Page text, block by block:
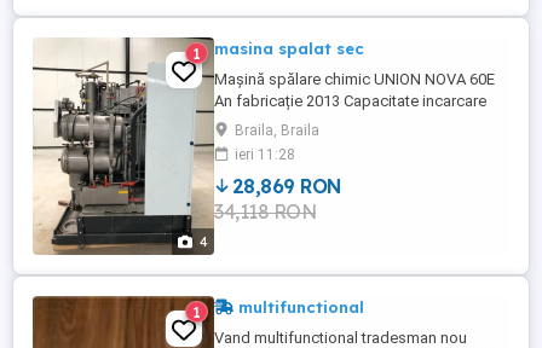
4
1 masina spalat sec
Mașină spălare chimic UNION NOVA 60E
An fabricație 2013 Capacitate incarcare
25kg Nu a fost folosită Variante cu utilaje
spalatorie
Braila, Braila
ieri 11:28
28,869 RON
34,118 RON
1 multifunctional
Vand multifunctional tradesman nou